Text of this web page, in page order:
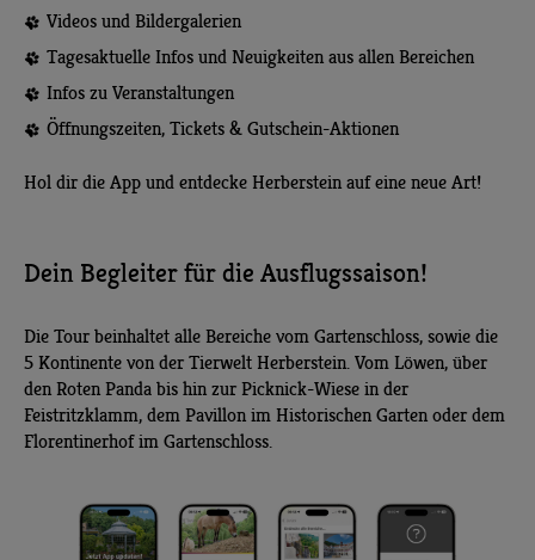
Videos und Bildergalerien
Tagesaktuelle Infos und Neuigkeiten aus allen Bereichen
Infos zu Veranstaltungen
Öffnungszeiten, Tickets & Gutschein-Aktionen
Hol dir die App und entdecke Herberstein auf eine neue Art!
Dein Begleiter für die Ausflugssaison!
Die Tour beinhaltet alle Bereiche vom Gartenschloss, sowie die
5 Kontinente von der Tierwelt Herberstein. Vom Löwen, über
den Roten Panda bis hin zur Picknick-Wiese in der
Feistritzklamm, dem Pavillon im Historischen Garten oder dem
Florentinerhof im Gartenschloss.